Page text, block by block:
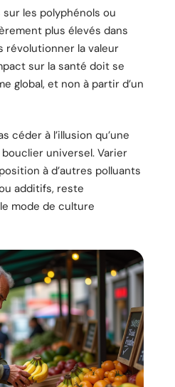
les polyphénols ou
plus élevés dans
révolutionner la valeur
sur la santé doit se
global, et non à partir d’un
céder à l’illusion qu’une
universel. Varier
à d’autres polluants
additifs, reste
mode de culture